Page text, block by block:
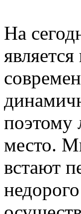
На
поэтому
место.
встают